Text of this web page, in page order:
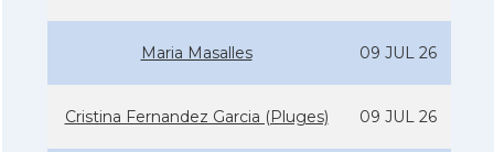
Maria Masalles 09 JUL 26
Cristina Fernandez Garcia (Pluges) 09 JUL 26